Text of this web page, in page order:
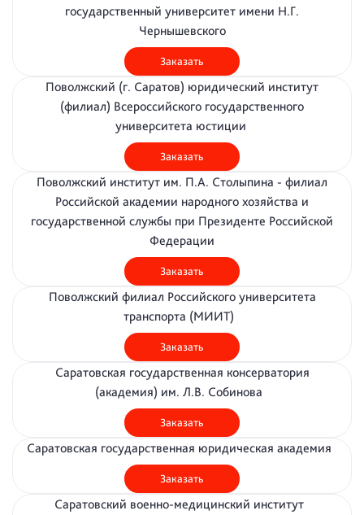
государственный университет имени Н.Г.
Чернышевского
Заказать
Поволжский (г. Саратов) юридический институт
(филиал) Всероссийского государственного
университета юстиции
Заказать
Поволжский институт им. П.А. Столыпина - филиал
Российской академии народного хозяйства и
государственной службы при Президенте Российской
Федерации
Заказать
Поволжский филиал Российского университета
транспорта (МИИТ)
Заказать
Саратовская государственная консерватория
(академия) им. Л.В. Собинова
Заказать
Саратовская государственная юридическая академия
Заказать
Саратовский военно-медицинский институт